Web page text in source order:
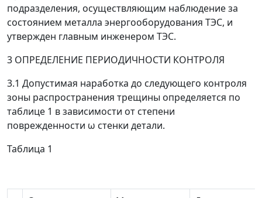
подразделения, осуществляющим наблюдение за
состоянием металла энергооборудования ТЭС, и
утвержден главным инженером ТЭС.
3 ОПРЕДЕЛЕНИЕ ПЕРИОДИЧНОСТИ КОНТРОЛЯ
3.1 Допустимая наработка до следующего контроля
зоны распространения трещины определяется по
таблице 1 в зависимости от степени
поврежденности ω стенки детали.
Таблица 1